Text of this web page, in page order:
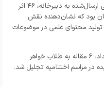
در این همایش، از مجموع ۱۰۰ اثر علمی ارسال‌شده به دبیرخانه، ۴۶ اثر
بود که نشان‌دهنده نقش
محتوای علمی در موضوعات
همچنین از میان ۱۰ مقاله برتر این رویداد، ۶ مقاله به طلاب خواهر
در مراسم اختتامیه تجلیل شد.